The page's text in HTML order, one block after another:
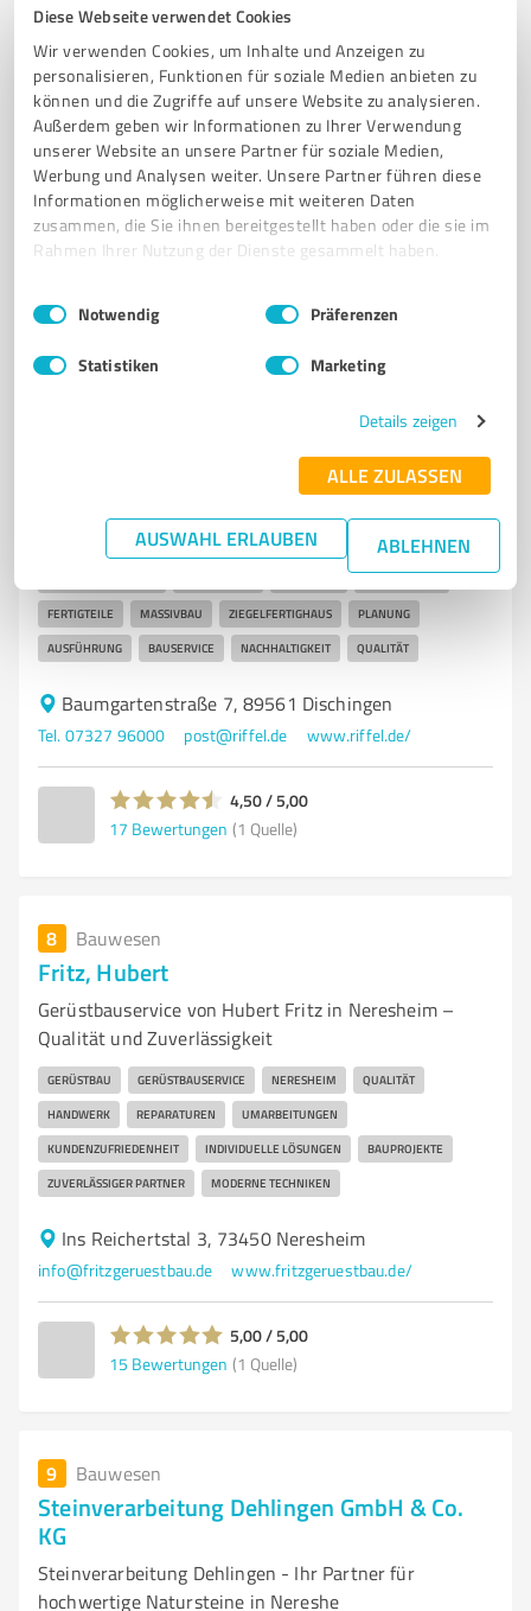
Diese Webseite verwendet Cookies
Wir verwenden Cookies, um Inhalte und Anzeigen zu
personalisieren, Funktionen für soziale Medien anbieten zu
können und die Zugriffe auf unsere Website zu analysieren.
Außerdem geben wir Informationen zu Ihrer Verwendung
unserer Website an unsere Partner für soziale Medien,
Werbung und Analysen weiter. Unsere Partner führen diese
Informationen möglicherweise mit weiteren Daten
zusammen, die Sie ihnen bereitgestellt haben oder die sie im
Rahmen Ihrer Nutzung der Dienste gesammelt haben.
Impressum Datenschutzbestimmungen
Einwilligungsauswahl
Notwendig Präferenzen
Statistiken Marketing
Details zeigen
ALLE ZULASSEN
AUSWAHL ERLAUBEN ABLEHNEN
BAUUNTERNEHMEN SANIERUNG BAULEITUNG BAUBETREUUNG
HEIDENHEIM BAUVORHABEN QUALITÄTSKONTROLLE
MALERARBEITEN GARTENBAU HEIZUNGSBAU
SANITÄRINSTALLATION
Lammstraße 23, 89520 Heidenheim an der Brenz
info@nick-baupartner.de www.nick-baupartner.de/
26 Bewertungen (1 Quelle)
RIFFEL BAU & FERTIGTEILE GmbH
BAU & FERTIGTEILE in Heidenhe
FERTIGTEILE MASSIVBAU ZIEGELFERTIGHAUS PLANUNG
AUSFÜHRUNG BAUSERVICE NACHHALTIGKEIT QUALITÄT
Baumgartenstraße 7, 89561 Dischingen
Tel. 07327 96000 post@riffel.de www.riffel.de/
4,50 / 5,00
17 Bewertungen (1 Quelle)
8 Bauwesen
Fritz, Hubert
Gerüstbauservice von Hubert Fritz in Neresheim –
Qualität und Zuverlässigkeit
GERÜSTBAU GERÜSTBAUSERVICE NERESHEIM QUALITÄT
HANDWERK REPARATUREN UMARBEITUNGEN
KUNDENZUFRIEDENHEIT INDIVIDUELLE LÖSUNGEN BAUPROJEKTE
ZUVERLÄSSIGER PARTNER MODERNE TECHNIKEN
Ins Reichertstal 3, 73450 Neresheim
info@fritzgeruestbau.de www.fritzgeruestbau.de/
5,00 / 5,00
15 Bewertungen (1 Quelle)
9 Bauwesen
Steinverarbeitung Dehlingen GmbH & Co.
KG
Steinverarbeitung Dehlingen - Ihr Partner für
hochwertige Natursteine in Nereshe